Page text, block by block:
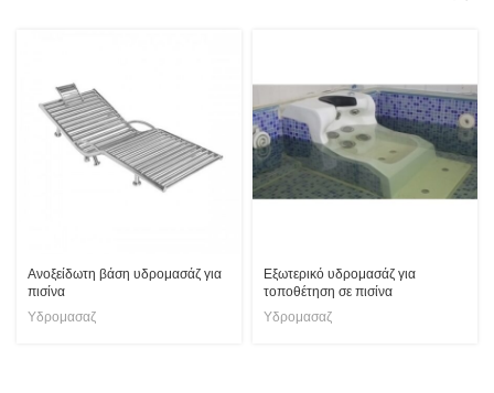
Ανοξείδωτη βάση υδρομασάζ για
πισίνα
Υδρομασαζ
Εξωτερικό υδρομασάζ για
τοποθέτηση σε πισίνα
Υδρομασαζ